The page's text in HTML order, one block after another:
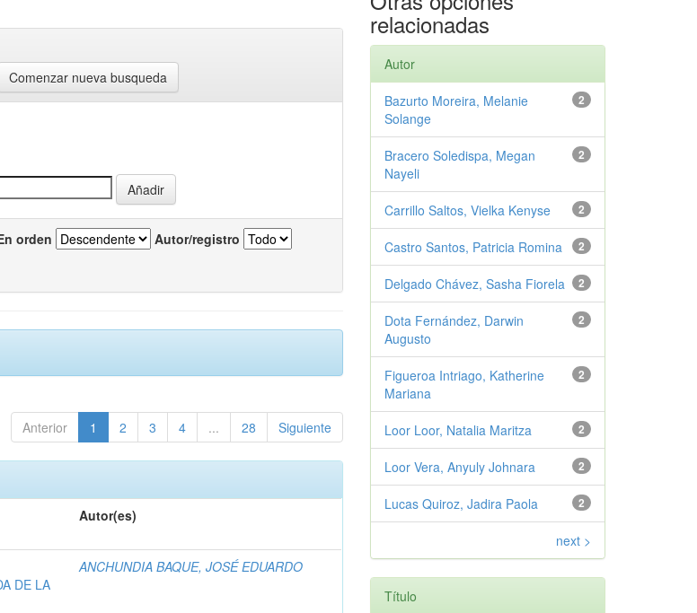
Comenzar nueva busqueda
orden Autor/registro
Anterior 1 2 3 4 ... 28 Siguiente
Autor(es)
DE LA
ANCHUNDIA BAQUE, JOSÉ EDUARDO
relacionadas
Autor
2
Bazurto Moreira, Melanie
Solange
2
Bracero Soledispa, Megan
Nayeli
2
Carrillo Saltos, Vielka Kenyse
2
Castro Santos, Patricia Romina
2
Delgado Chávez, Sasha Fiorela
2
Dota Fernández, Darwin
Augusto
2
Figueroa Intriago, Katherine
Mariana
2
Loor Loor, Natalia Maritza
2
Loor Vera, Anyuly Johnara
2
Lucas Quiroz, Jadira Paola
next >
Título